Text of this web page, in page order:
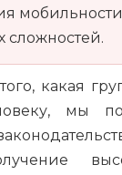
сложностей.
какая
мы